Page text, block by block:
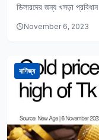
ডিলারদের জন্য খসড়া প্রবিধান
November 6, 2023
বাণিজ্য